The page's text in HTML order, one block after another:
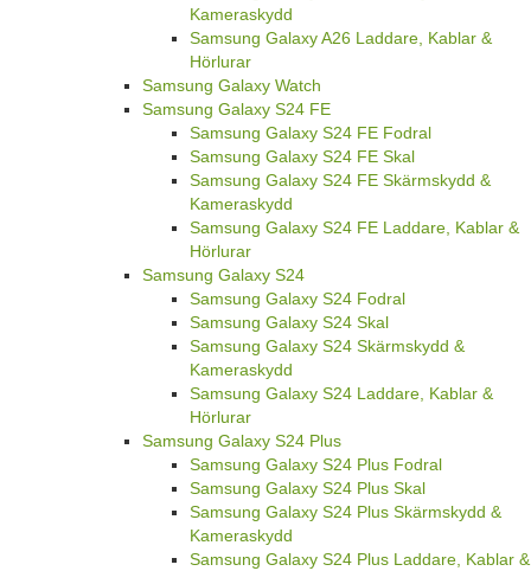
Kameraskydd
Samsung Galaxy A26 Laddare, Kablar &
Hörlurar
Samsung Galaxy Watch
Samsung Galaxy S24 FE
Samsung Galaxy S24 FE Fodral
Samsung Galaxy S24 FE Skal
Samsung Galaxy S24 FE Skärmskydd &
Kameraskydd
Samsung Galaxy S24 FE Laddare, Kablar &
Hörlurar
Samsung Galaxy S24
Samsung Galaxy S24 Fodral
Samsung Galaxy S24 Skal
Samsung Galaxy S24 Skärmskydd &
Kameraskydd
Samsung Galaxy S24 Laddare, Kablar &
Hörlurar
Samsung Galaxy S24 Plus
Samsung Galaxy S24 Plus Fodral
Samsung Galaxy S24 Plus Skal
Samsung Galaxy S24 Plus Skärmskydd &
Kameraskydd
Samsung Galaxy S24 Plus Laddare, Kablar &